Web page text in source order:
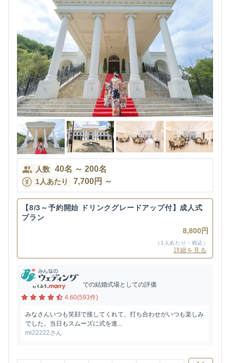
人数 40名 ～ 200名
1人あたり 7,700円 ～
【8/3～予約開始 ドリンクグレードアップ付】成人式
プラン
8,800円
（1人あたり・税込）
詳細を見る
での結婚式場としての評価
4.60(593件)
みなさんいつも笑顔で接してくれて、打ち合わせがいつも楽しみ
でした。当日もスムーズに式を進...
mi22222さん